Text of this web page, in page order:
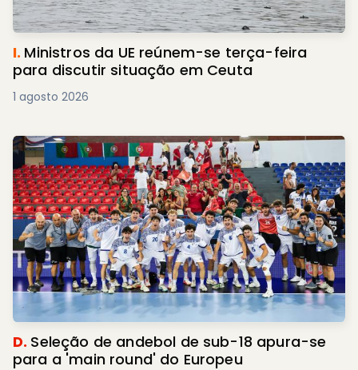
I. Ministros da UE reúnem-se terça-feira
para discutir situação em Ceuta
1 agosto 2026
D. Seleção de andebol de sub-18 apura-se
para a 'main round' do Europeu